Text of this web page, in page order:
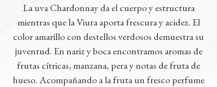
La uva Chardonnay da el cuerpo y estructura
mientras que la Viura aporta frescura y acidez. El
color amarillo con destellos verdosos demuestra su
juventud. En nariz y boca encontramos aromas de
frutas cítricas, manzana, pera y notas de fruta de
hueso. Acompañando a la fruta un fresco perfume